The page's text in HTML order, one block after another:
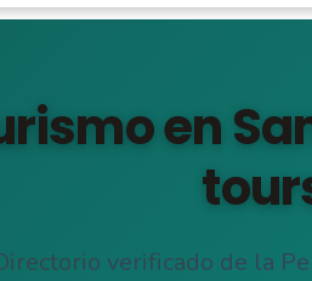
en
verificado de la